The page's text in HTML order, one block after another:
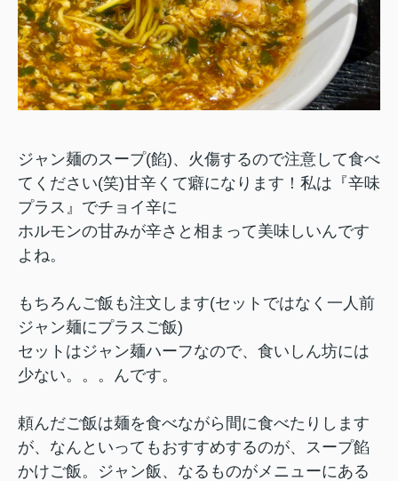
ジャン麺のスープ(餡)、火傷するので注意して食べ
てください(笑)甘辛くて癖になります！私は『辛味
プラス』でチョイ辛に
ホルモンの甘みが辛さと相まって美味しいんです
よね。
もちろんご飯も注文します(セットではなく一人前
ジャン麺にプラスご飯)
セットはジャン麺ハーフなので、食いしん坊には
少ない。。。んです。
頼んだご飯は麺を食べながら間に食べたりします
が、なんといってもおすすめするのが、スープ餡
かけご飯。ジャン飯、なるものがメニューにある